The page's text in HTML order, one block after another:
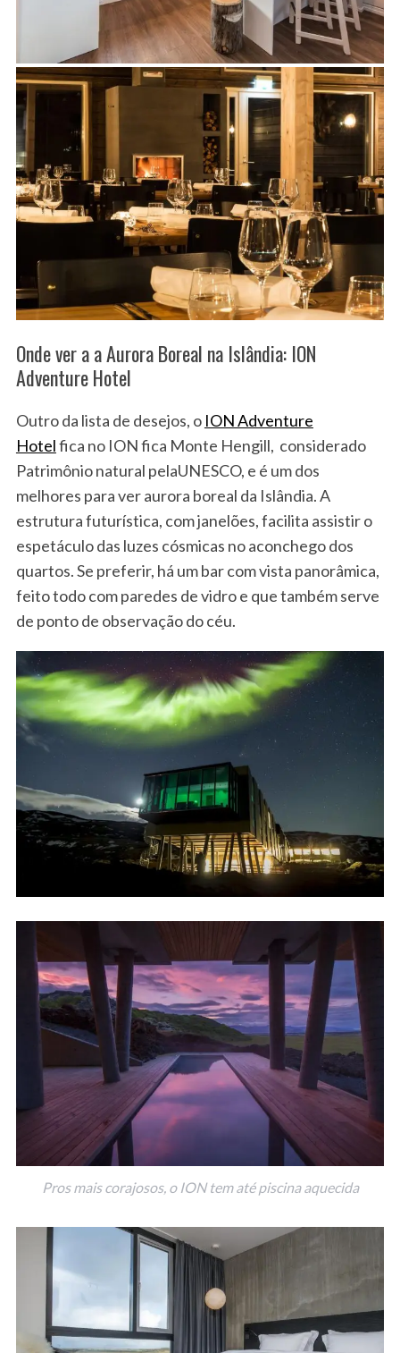
Onde ver a a Aurora Boreal na Islândia: ION
Adventure Hotel
Outro da lista de desejos, o ION Adventure
Hotelfica no ION fica Monte Hengill, considerado
Patrimônio natural pelaUNESCO, e é um dos
melhores para ver aurora boreal da Islândia. A
estrutura futurística, com janelões, facilita assistir o
espetáculo das luzes cósmicas no aconchego dos
quartos. Se preferir, há um bar com vista panorâmica,
feito todo com paredes de vidro e que também serve
de ponto de observação do céu.
Pros mais corajosos, o ION tem até piscina aquecida